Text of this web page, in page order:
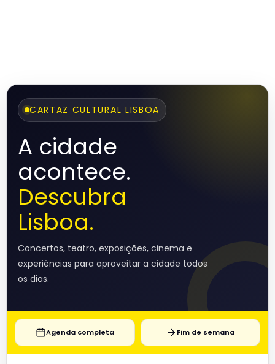
CARTAZ CULTURAL LISBOA
A cidade
acontece.
Descubra
Lisboa.
Concertos, teatro, exposições, cinema e
experiências para aproveitar a cidade todos
os dias.
Agenda completa Fim de semana